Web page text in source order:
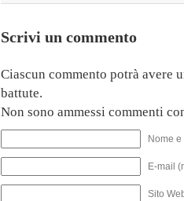
Scrivi un commento
Ciascun commento potrà avere
battute.
Non sono ammessi commenti
Nome
E-mail
Sito